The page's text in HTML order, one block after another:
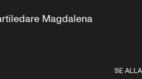
Magdalena
SE ALLA